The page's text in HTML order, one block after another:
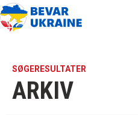
SØGERESULTATER
ARKIV